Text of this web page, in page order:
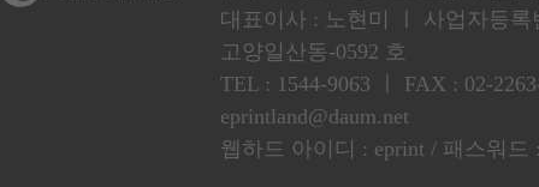
대표이사 : 노현미 ㅣ 사업자등록
고양일산동-0592 호
TEL : 1544-9063 ㅣ FAX : 02-
eprintland@daum.net
웹하드 아이디 : eprint / 패스워드